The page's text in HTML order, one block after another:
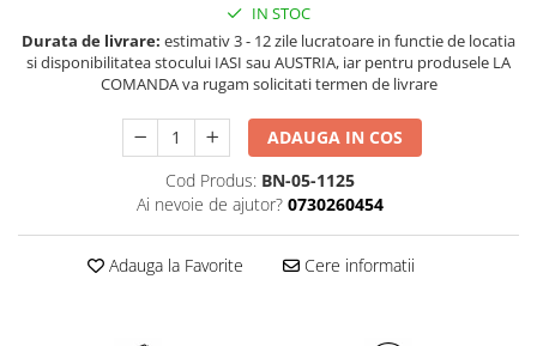
Masini de gaurit si frezat
Masini de gaurit cu freza
Masini de frezat universale
Centre de prelucrare verticale CNC
Masini de frezat cu batiu
Masini de frezat multifunctionale
Masini de frezat universale SERVO
Masini de frezat verticale
IN STOC
Durata de livrare: estimativ 3 - 12 zile lucratoare in functie de locatia
si disponibilitatea stocului IASI sau AUSTRIA, iar pentru produsele LA
COMANDA va rugam solicitati termen de livrare
ADAUGA IN COS
Cod Produs: BN-05-1125
Ai nevoie de ajutor? 0730260454
Adauga la Favorite Cere informatii